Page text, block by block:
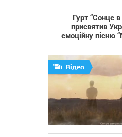
Гурт “Сонце
присвятив
емоційну пісню
Відео